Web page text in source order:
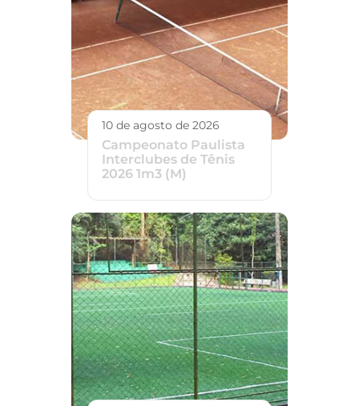
10 de agosto de 2026
Campeonato Paulista
Interclubes de Tênis
2026 1m3 (M)